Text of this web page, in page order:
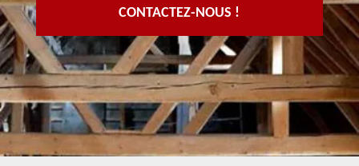
CONTACTEZ-NOUS !